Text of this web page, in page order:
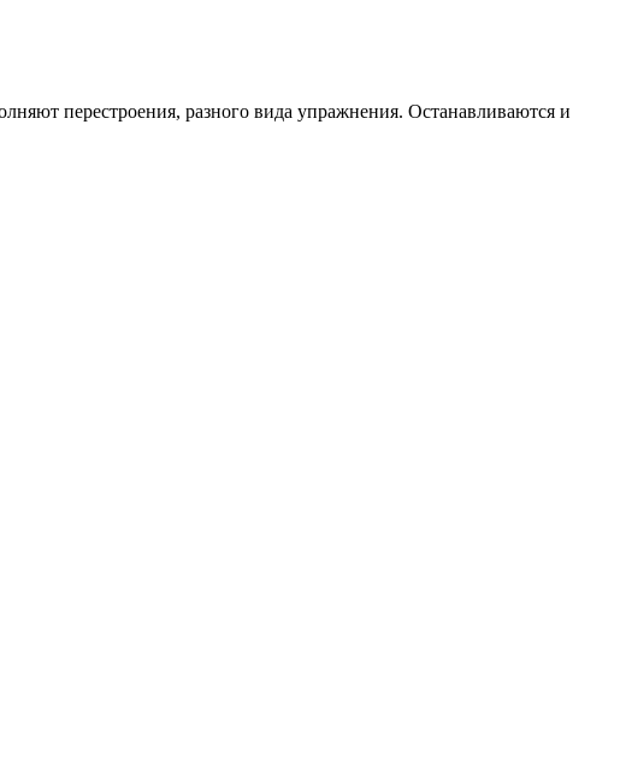
перестроения, разного вида упражнения. Останавливаются и